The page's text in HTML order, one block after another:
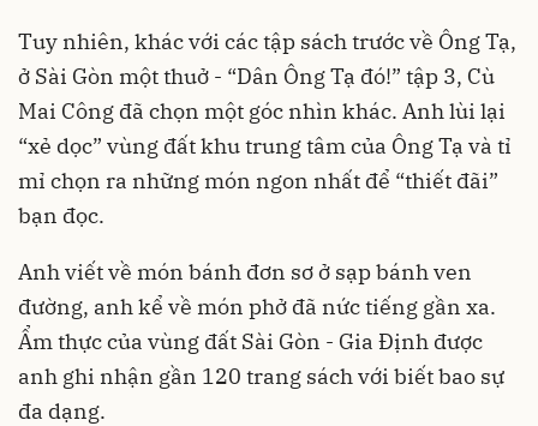
Tuy nhiên, khác với các tập sách trước về Ông Tạ,
ở Sài Gòn một thuở - “Dân Ông Tạ đó!” tập 3, Cù
Mai Công đã chọn một góc nhìn khác. Anh lùi lại
“xẻ dọc” vùng đất khu trung tâm của Ông Tạ và tỉ
mỉ chọn ra những món ngon nhất để “thiết đãi”
bạn đọc.
Anh viết về món bánh đơn sơ ở sạp bánh ven
đường, anh kể về món phở đã nức tiếng gần xa.
Ẩm thực của vùng đất Sài Gòn - Gia Định được
anh ghi nhận gần 120 trang sách với biết bao sự
đa dạng.